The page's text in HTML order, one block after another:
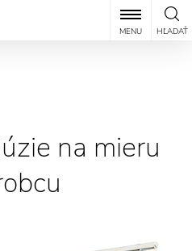
HĽADAŤ
MENU
na mieru